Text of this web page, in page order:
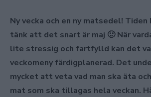
Ny vecka och en ny matsedel! Tiden
tänk att det snart är maj 🙂 När
lite stressig och fartfylld kan det
veckomeny färdigplanerad. Det
mycket att veta vad man ska äta
mat som ska tillagas hela veckan.